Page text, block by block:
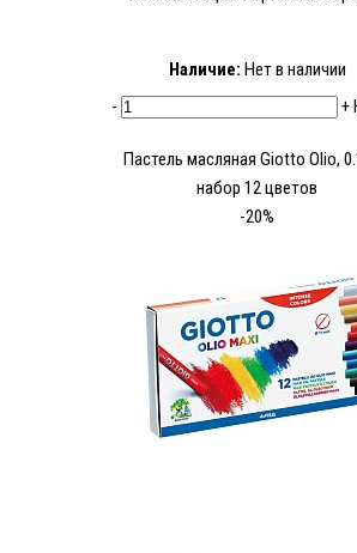
Наличие: Нет в наличии
-
+
Пастель масляная Giotto Olio,
набор 12 цветов
-20%